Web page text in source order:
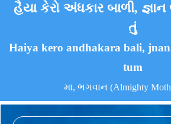
હૈયા કેરો અંધકાર બાળી,
તું
Haiya kero andhakara bali,
tum
મા, ભગવાન (Almighty